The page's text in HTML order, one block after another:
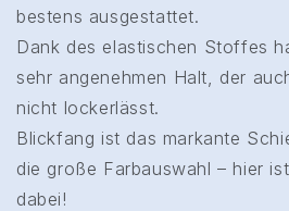
bestens ausgestattet.
Dank des elastischen Stoffes
sehr angenehmen Halt, der
nicht lockerlässt.
Blickfang ist das markante
die große Farbauswahl – hier
dabei!